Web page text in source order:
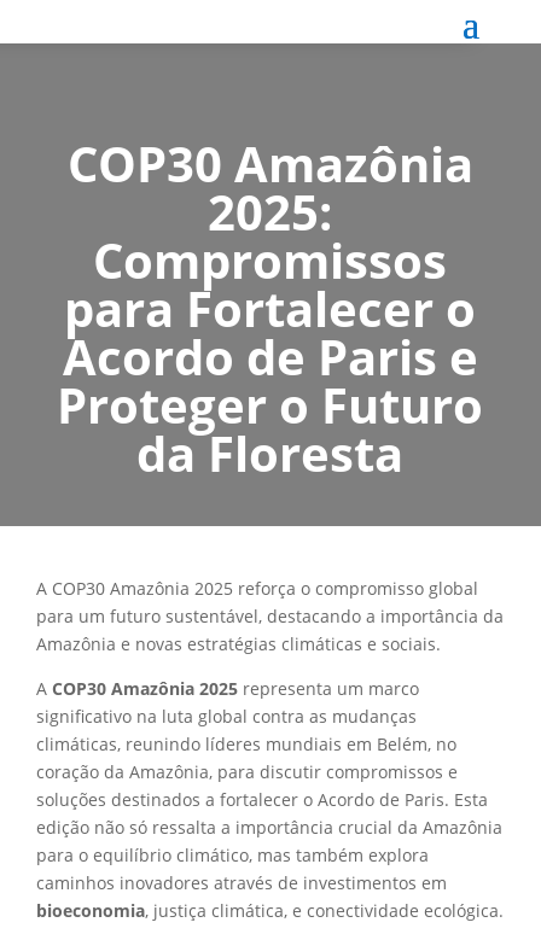
COP30 Amazônia
2025:
Compromissos
para Fortalecer o
Acordo de Paris e
Proteger o Futuro
da Floresta
A COP30 Amazônia 2025 reforça o compromisso global
para um futuro sustentável, destacando a importância da
Amazônia e novas estratégias climáticas e sociais.
A COP30 Amazônia 2025 representa um marco
significativo na luta global contra as mudanças
climáticas, reunindo líderes mundiais em Belém, no
coração da Amazônia, para discutir compromissos e
soluções destinados a fortalecer o Acordo de Paris. Esta
edição não só ressalta a importância crucial da Amazônia
para o equilíbrio climático, mas também explora
caminhos inovadores através de investimentos em
bioeconomia, justiça climática, e conectividade ecológica.